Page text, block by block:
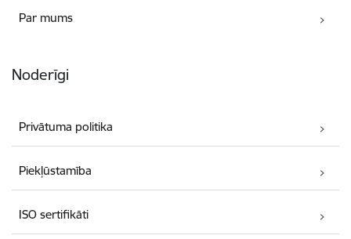
Par mums
Noderīgi
Privātuma politika
Piekļūstamība
ISO sertifikāti